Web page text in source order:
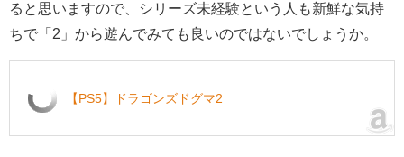
ると思いますので、シリーズ未経験という人も新鮮な気持
ちで「2」から遊んでみても良いのではないでしょうか。
【PS5】ドラゴンズドグマ2